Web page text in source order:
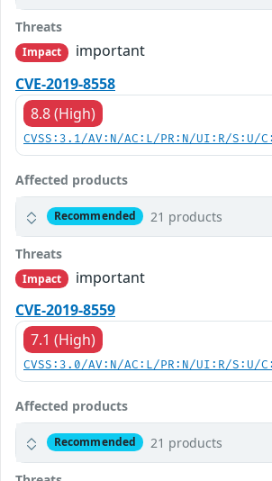
Threats
Impact
important
CVE-2019-8558
8.8 (High)
CVSS:3.1/AV:N/AC:L/PR:N/UI:R/S:U/
Affected products
Recommended 21 products
Threats
Impact
important
CVE-2019-8559
7.1 (High)
CVSS:3.0/AV:N/AC:L/PR:N/UI:R/S:U/
Affected products
Recommended 21 products